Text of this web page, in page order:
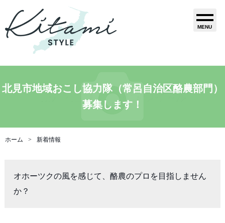
MENU
北見市地域おこし協力隊（常呂自治区酪農部門）
募集します！
ホーム 新着情報
オホーツクの風を感じて、酪農のプロを目指しません
か？